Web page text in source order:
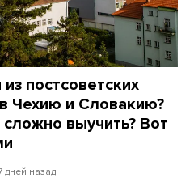
постсоветских
Чехию и Словакию?
выучить? Вот
дней назад